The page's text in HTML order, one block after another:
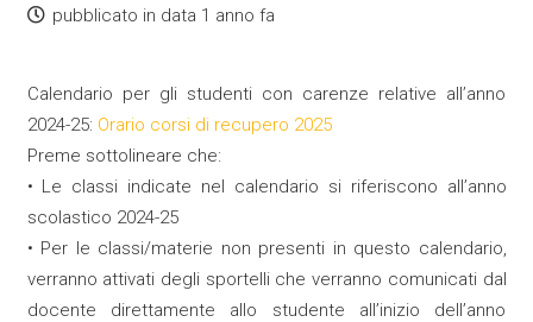
pubblicato in data 1 anno fa
Calendario per gli studenti con carenze relative all’anno
2024-25: Orario corsi di recupero 2025
Preme sottolineare che:
• Le classi indicate nel calendario si riferiscono all’anno
scolastico 2024-25
• Per le classi/materie non presenti in questo calendario,
verranno attivati degli sportelli che verranno comunicati dal
docente direttamente allo studente all’inizio dell’anno